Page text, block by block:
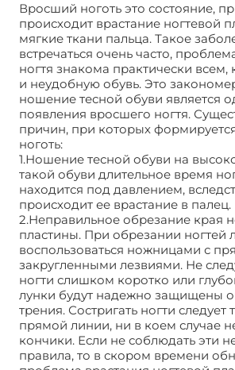
Вросший ноготь это состояние,
происходит врастание ногтевой
мягкие ткани пальца. Такое
встречаться очень часто,
ногтя знакома практически всем,
и неудобную обувь. Это
ношение тесной обуви является
появления вросшего ногтя.
причин, при которых
ноготь:
1.Ношение тесной обуви на
такой обуви длительное время
находится под давлением,
происходит ее врастание в палец.
2.Неправильное обрезание края
пластины. При обрезании ногтей
воспользоваться ножницами с
закругленными лезвиями. Не
ногти слишком коротко или
лунки будут надежно защищены
трения. Состригать ногти следует
прямой линии, ни в коем случае
кончики. Если не соблюдать эти
правила, то в скором времени